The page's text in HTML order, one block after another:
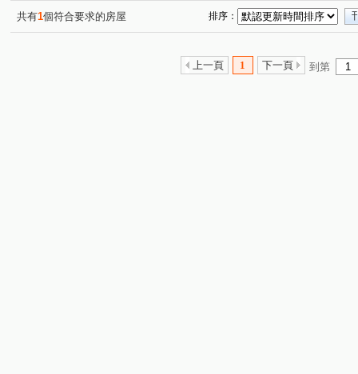
共有1個符合要求的房屋 排序：
上一頁 1 下一頁 到第